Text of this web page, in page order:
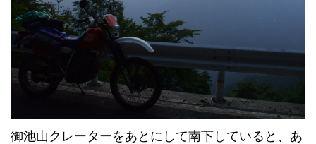
御池山クレーターをあとにして南下していると、あ